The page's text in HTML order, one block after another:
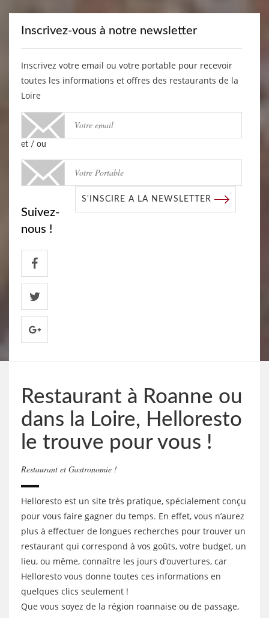
Inscrivez-vous à notre newsletter
Inscrivez votre email ou votre portable pour recevoir
toutes les informations et offres des restaurants de la
Loire
et / ou
S'INSCIRE A LA NEWSLETTER
Suivez-
nous !
Restaurant à Roanne ou
dans la Loire, Helloresto
le trouve pour vous !
Restaurant et Gastronomie !
Helloresto est un site très pratique, spécialement conçu
pour vous faire gagner du temps. En effet, vous n’aurez
plus à effectuer de longues recherches pour trouver un
restaurant qui correspond à vos goûts, votre budget, un
lieu, ou même, connaître les jours d’ouvertures, car
Helloresto vous donne toutes ces informations en
quelques clics seulement !
Que vous soyez de la région roannaise ou de passage,